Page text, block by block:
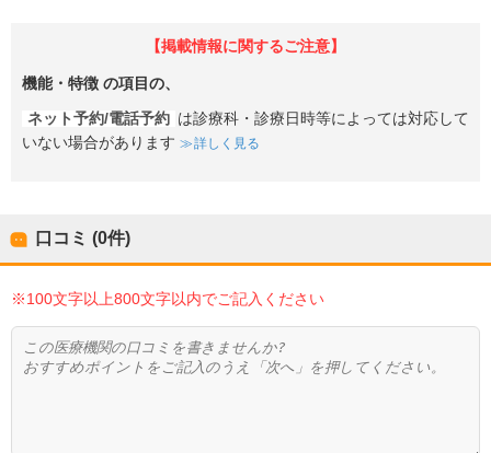
【掲載情報に関するご注意】
機能・特徴 の項目の、
ネット予約/電話予約 は診療科・診療日時等によっては対応して
いない場合があります
詳しく見る
口コミ (0件)
※100文字以上800文字以内でご記入ください